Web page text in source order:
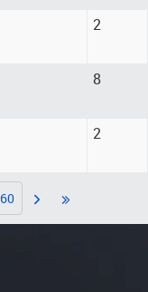
2
8
2
60